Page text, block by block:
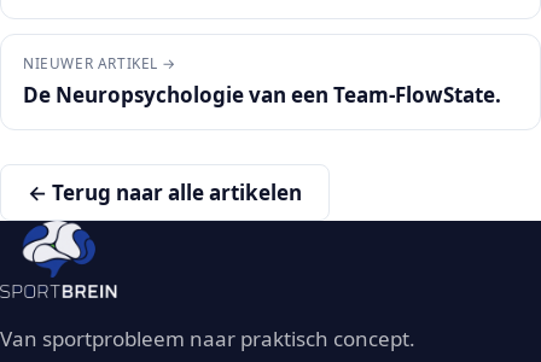
NIEUWER ARTIKEL →
De Neuropsychologie van een Team-FlowState.
← Terug naar alle artikelen
Van sportprobleem naar praktisch concept.